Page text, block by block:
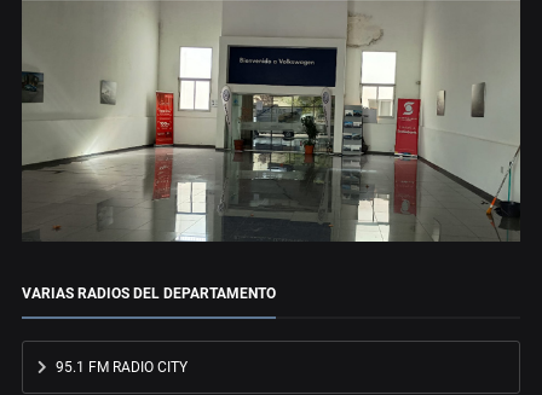
VARIAS RADIOS DEL DEPARTAMENTO
95.1 FM RADIO CITY